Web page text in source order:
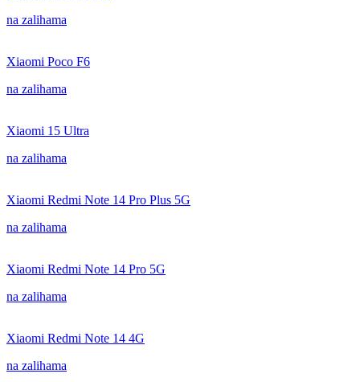
na zalihama
Xiaomi Poco F6
na zalihama
Xiaomi 15 Ultra
na zalihama
Xiaomi Redmi Note 14 Pro Plus 5G
na zalihama
Xiaomi Redmi Note 14 Pro 5G
na zalihama
Xiaomi Redmi Note 14 4G
na zalihama